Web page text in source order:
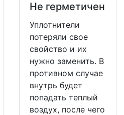
Не герметичен
Уплотнители
потеряли свое
свойство и их
нужно заменить. В
противном случае
внутрь будет
попадать теплый
воздух, после чего